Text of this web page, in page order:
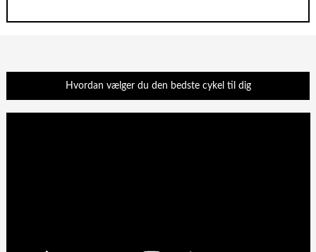
Hvordan vælger du den bedste cykel til dig